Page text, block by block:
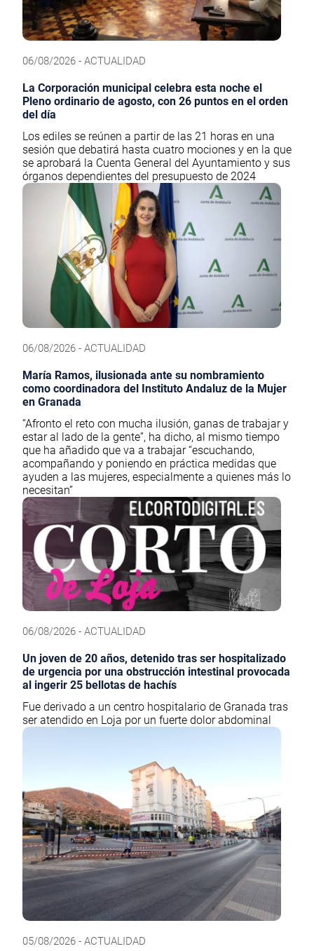
06/08/2026 - ACTUALIDAD
La Corporación municipal celebra esta noche el
Pleno ordinario de agosto, con 26 puntos en el orden
del día
Los ediles se reúnen a partir de las 21 horas en una
sesión que debatirá hasta cuatro mociones y en la que
se aprobará la Cuenta General del Ayuntamiento y sus
órganos dependientes del presupuesto de 2024
06/08/2026 - ACTUALIDAD
María Ramos, ilusionada ante su nombramiento
como coordinadora del Instituto Andaluz de la Mujer
en Granada
“Afronto el reto con mucha ilusión, ganas de trabajar y
estar al lado de la gente”, ha dicho, al mismo tiempo
que ha añadido que va a trabajar “escuchando,
acompañando y poniendo en práctica medidas que
ayuden a las mujeres, especialmente a quienes más lo
necesitan”
06/08/2026 - ACTUALIDAD
Un joven de 20 años, detenido tras ser hospitalizado
de urgencia por una obstrucción intestinal provocada
al ingerir 25 bellotas de hachís
Fue derivado a un centro hospitalario de Granada tras
ser atendido en Loja por un fuerte dolor abdominal
05/08/2026 - ACTUALIDAD